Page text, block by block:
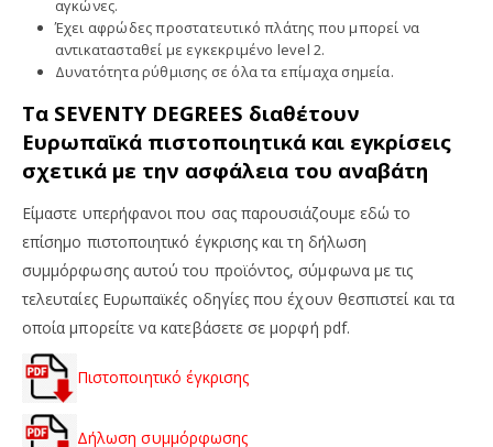
αγκώνες.
Έχει αφρώδες προστατευτικό πλάτης που μπορεί να
αντικατασταθεί με εγκεκριμένο level 2.
Δυνατότητα ρύθμισης σε όλα τα επίμαχα σημεία.
Τα SEVENTY DEGREES διαθέτουν
Ευρωπαϊκά πιστοποιητικά και εγκρίσεις
σχετικά με την ασφάλεια του αναβάτη
Είμαστε υπερήφανοι που σας παρουσιάζουμε εδώ το
επίσημο πιστοποιητικό έγκρισης και τη δήλωση
συμμόρφωσης αυτού του προϊόντος, σύμφωνα με τις
τελευταίες Ευρωπαϊκές οδηγίες που έχουν θεσπιστεί και τα
οποία μπορείτε να κατεβάσετε σε μορφή pdf.
Πιστοποιητικό έγκρισης
Δήλωση συμμόρφωσης